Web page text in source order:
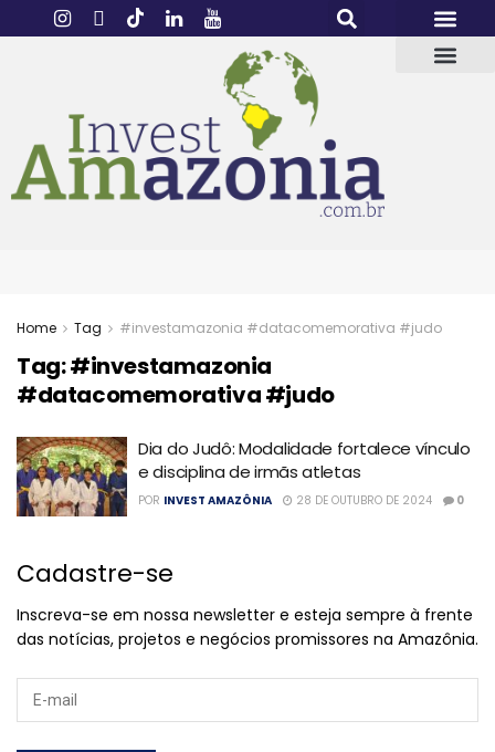
Home Tag #investamazonia #datacomemorativa #judo
Tag:#investamazonia
#datacomemorativa #judo
Dia do Judô: Modalidade fortalece vínculo
e disciplina de irmãs atletas
POR INVEST AMAZÔNIA 28 DE OUTUBRO DE 2024 0
Cadastre-se
Inscreva-se em nossa newsletter e esteja sempre à frente
das notícias, projetos e negócios promissores na Amazônia.